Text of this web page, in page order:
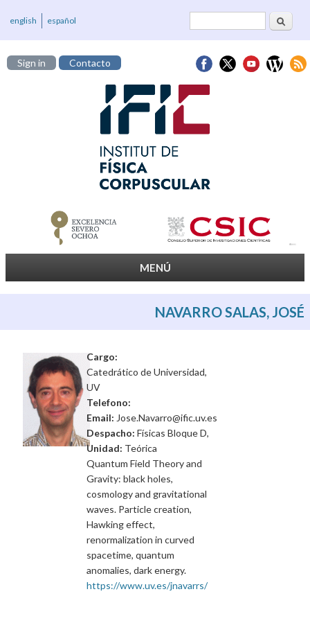
Formulari deCerca
english español
Sign in Contacto
MENÚ
NAVARRO SALAS, JOSÉ
Cargo:
Catedrático de Universidad,
UV
Telefono:
Email: Jose.Navarro@ific.uv.es
Despacho: Físicas Bloque D,
Unidad: Teórica
Quantum Field Theory and
Gravity: black holes,
cosmology and gravitational
waves. Particle creation,
Hawking effect,
renormalization in curved
spacetime, quantum
anomalies, dark energy.
https://www.uv.es/jnavarrs/